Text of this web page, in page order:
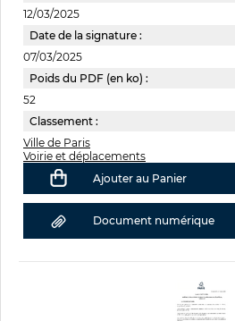
12/03/2025
Date de la signature :
07/03/2025
Poids du PDF (en ko) :
52
Classement :
Ville de Paris
Voirie et déplacements
Ajouter au Panier
Document numérique